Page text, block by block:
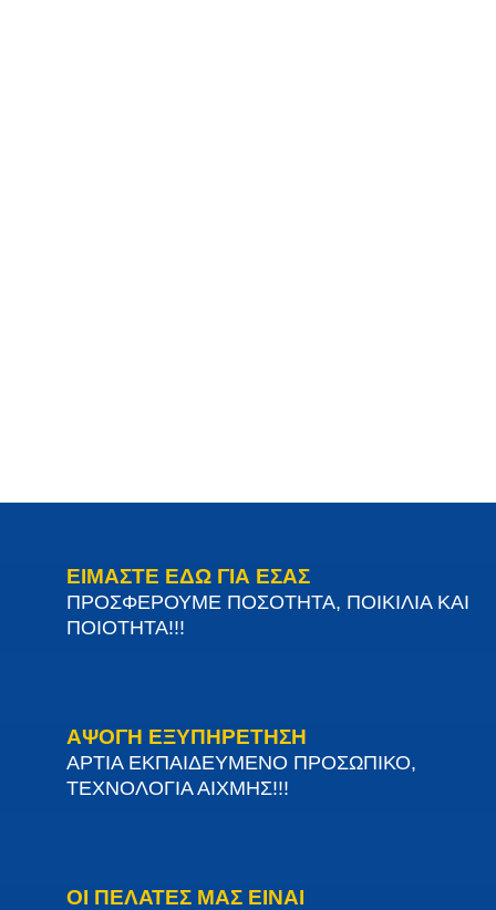
ΕΙΜΑΣΤΕ ΕΔΩ ΓΙΑ ΕΣΑΣ
ΠΡΟΣΦΕΡΟΥΜΕ ΠΟΣΟΤΗΤΑ, ΠΟΙΚΙΛΙΑ ΚΑΙ
ΠΟΙΟΤΗΤΑ!!!
ΑΨΟΓΗ ΕΞΥΠΗΡΕΤΗΣΗ
ΑΡΤΙΑ ΕΚΠΑΙΔΕΥΜΕΝΟ ΠΡΟΣΩΠΙΚΟ,
ΤΕΧΝΟΛΟΓΙΑ ΑΙΧΜΗΣ!!!
ΟΙ ΠΕΛΑΤΕΣ ΜΑΣ ΕΙΝΑΙ